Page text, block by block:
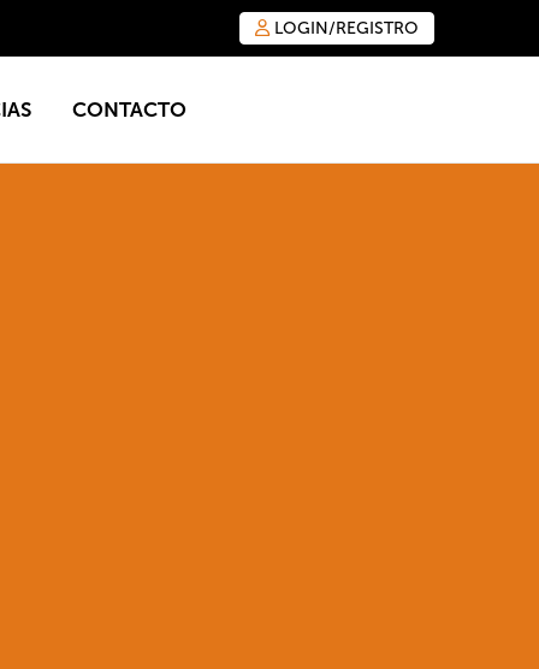
LOGIN/REGISTRO
CONTACTO